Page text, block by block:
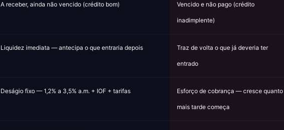
A receber, ainda não vencido (crédito bom) Vencido e não pago (crédito
inadimplente)
Liquidez imediata — antecipa o que entraria depois Traz de volta o que já deveria ter
entrado
Deságio fixo — 1,2% a 3,5% a.m. + IOF + tarifas Esforço de cobrança — cresce quanto
mais tarde começa